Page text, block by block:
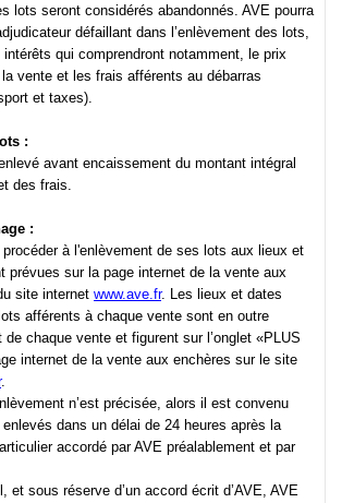
lots seront considérés abandonnés. AVE pourra
défaillant dans l’enlèvement des lots,
qui comprendront notamment, le prix
vente et les frais afférents au débarras
et taxes).
:
avant encaissement du montant intégral
des frais.
:
procéder à l'enlèvement de ses lots aux lieux et
prévues sur la page internet de la vente aux
site internet www.ave.fr. Les lieux et dates
afférents à chaque vente sont en outre
de chaque vente et figurent sur l’onglet «PLUS
internet de la vente aux enchères sur le site
.
n’est précisée, alors il est convenu
dans un délai de 24 heures après la
accordé par AVE préalablement et par
et sous réserve d’un accord écrit d’AVE, AVE